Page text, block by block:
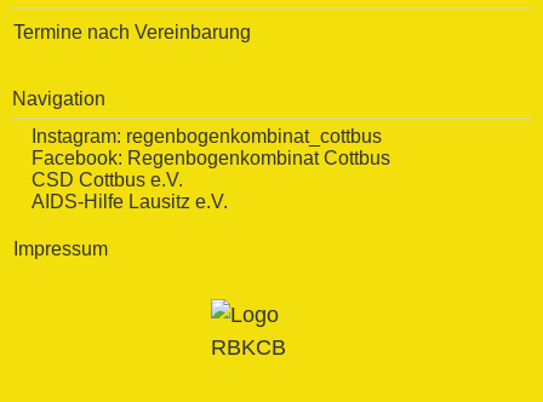
Termine nach Vereinbarung
Navigation
Instagram: regenbogenkombinat_cottbus
Facebook: Regenbogenkombinat Cottbus
CSD Cottbus e.V.
AIDS-Hilfe Lausitz e.V.
Impressum